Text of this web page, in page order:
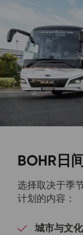
BOHR日
选择取决于季
计划的内容：
城市与文